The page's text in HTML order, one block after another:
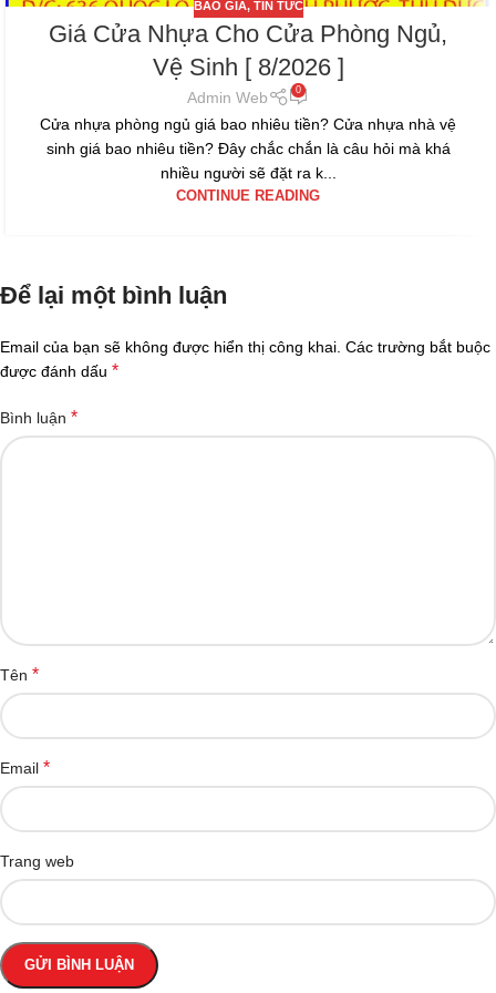
BÁO GIÁ, TIN TỨC
Giá Cửa Nhựa Cho Cửa Phòng Ngủ,
Vệ Sinh [ 8/2026 ]
Admin Web 0
Cửa nhựa phòng ngủ giá bao nhiêu tiền? Cửa nhựa nhà vệ
sinh giá bao nhiêu tiền? Đây chắc chắn là câu hỏi mà khá
nhiều người sẽ đặt ra k...
CONTINUE READING
Để lại một bình luận
Email của bạn sẽ không được hiển thị công khai. Các trường bắt buộc
được đánh dấu *
Bình luận *
Tên *
Email *
Trang web